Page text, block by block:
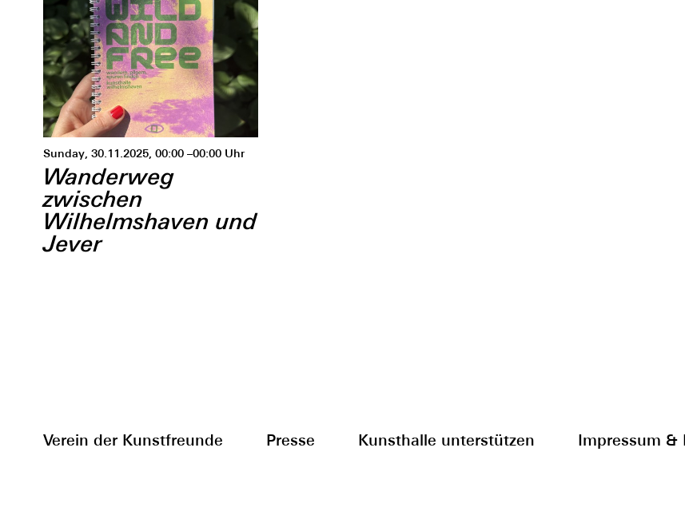
Sunday, 30.11.2025, 00:00 –00:00 Uhr
Wanderweg
zwischen
Wilhelmshaven und
Jever
Verein der Kunstfreunde Presse Kunsthalle unterstützen Impressum &